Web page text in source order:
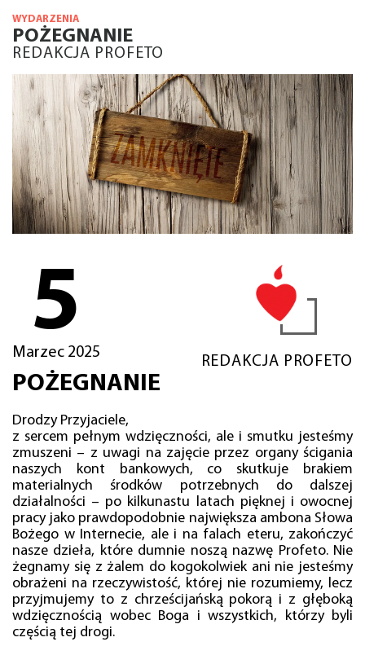
WYDARZENIA
POŻEGNANIE
REDAKCJA PROFETO
5
Marzec 2025
REDAKCJA PROFETO
POŻEGNANIE
Drodzy Przyjaciele,
z sercem pełnym wdzięczności, ale i smutku jesteśmy
zmuszeni – z uwagi na zajęcie przez organy ścigania
naszych kont bankowych, co skutkuje brakiem
materialnych środków potrzebnych do dalszej
działalności – po kilkunastu latach pięknej i owocnej
pracy jako prawdopodobnie największa ambona Słowa
Bożego w Internecie, ale i na falach eteru, zakończyć
nasze dzieła, które dumnie noszą nazwę Profeto. Nie
żegnamy się z żalem do kogokolwiek ani nie jesteśmy
obrażeni na rzeczywistość, której nie rozumiemy, lecz
przyjmujemy to z chrześcijańską pokorą i z głęboką
wdzięcznością wobec Boga i wszystkich, którzy byli
częścią tej drogi.